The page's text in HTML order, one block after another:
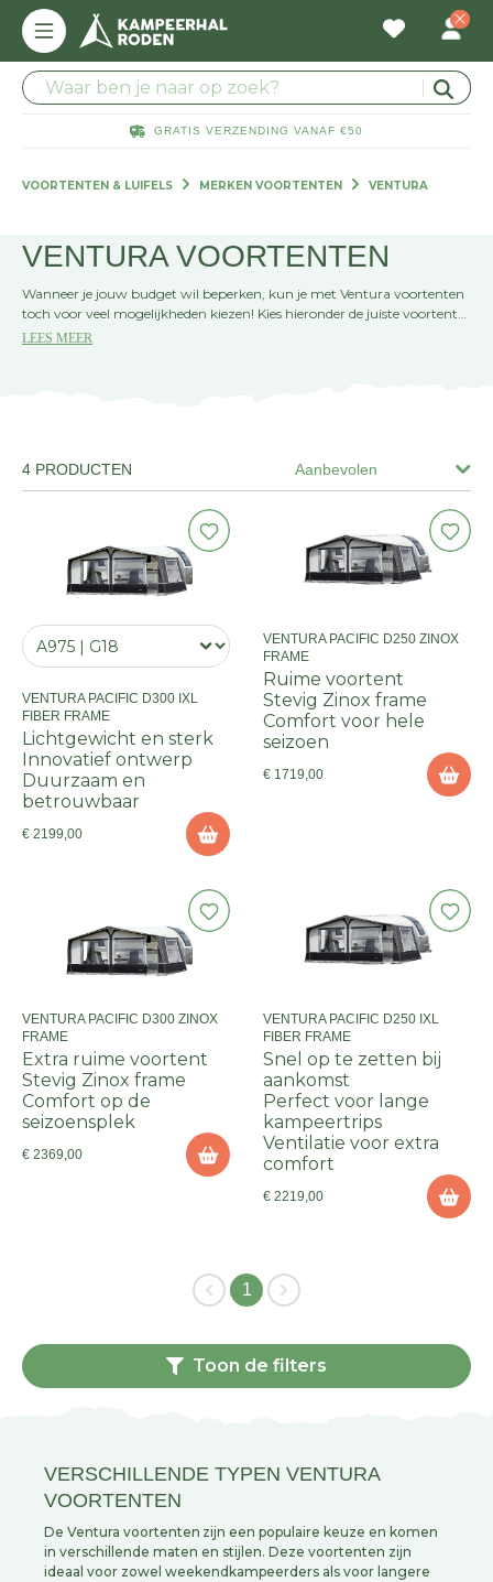
GRATIS VERZENDING VANAF €50
VOORTENTEN & LUIFELS MERKEN VOORTENTEN VENTURA
VENTURA VOORTENTEN
Wanneer je jouw budget wil beperken, kun je met Ventura voortenten
toch voor veel mogelijkheden kiezen! Kies hieronder de juiste voortent
van Ventura.
LEES MEER
Aanbevolen
4 PRODUCTEN
VENTURA PACIFIC D300 IXL
FIBER FRAME
Lichtgewicht en sterk
Innovatief ontwerp
Duurzaam en
betrouwbaar
€ 2199,00
VENTURA PACIFIC D250 ZINOX
FRAME
Ruime voortent
Stevig Zinox frame
Comfort voor hele
seizoen
€ 1719,00
VENTURA PACIFIC D300 ZINOX
FRAME
Extra ruime voortent
Stevig Zinox frame
Comfort op de
seizoensplek
€ 2369,00
VENTURA PACIFIC D250 IXL
FIBER FRAME
Snel op te zetten bij
aankomst
Perfect voor lange
kampeertrips
Ventilatie voor extra
comfort
€ 2219,00
1
Toon de filters
VERSCHILLENDE TYPEN VENTURA
VOORTENTEN
De Ventura voortenten zijn een populaire keuze en komen
in verschillende maten en stijlen. Deze voortenten zijn
ideaal voor zowel weekendkampeerders als voor langere